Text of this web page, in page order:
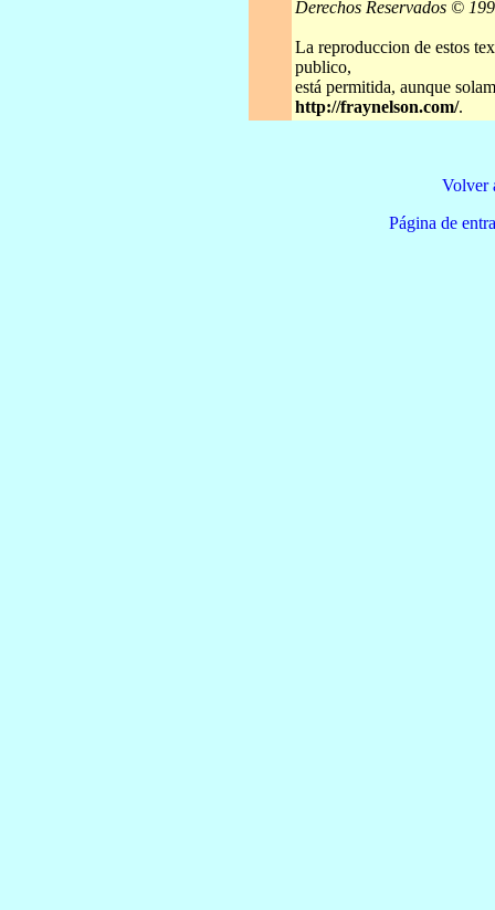
Derechos Reservados ©
La reproduccion de estos
publico,
está permitida, aunque
http://fraynelson.com/.
Volver
Página de